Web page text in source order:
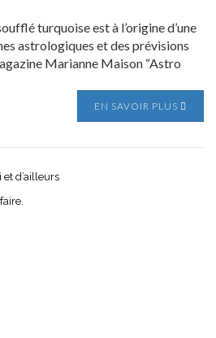
turquoise est à l’origine d’une
astrologiques et des prévisions
Marianne Maison “Astro
EN SAVOIR PLUS
et d’ailleurs